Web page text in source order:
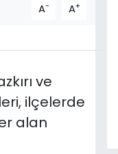
A- A+
ve
ilçelerde
alan